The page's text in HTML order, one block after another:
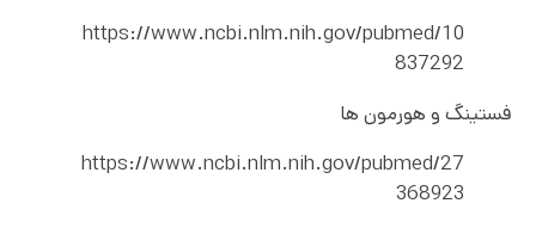
https://www.ncbi.nlm.nih.gov/pubmed/10
837292
فستینگ و هورمون ها
https://www.ncbi.nlm.nih.gov/pubmed/27
368923